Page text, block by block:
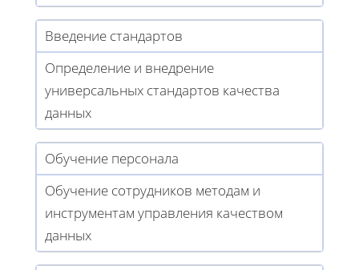
Введение стандартов
Определение и внедрение
универсальных стандартов качества
данных
Обучение персонала
Обучение сотрудников методам и
инструментам управления качеством
данных